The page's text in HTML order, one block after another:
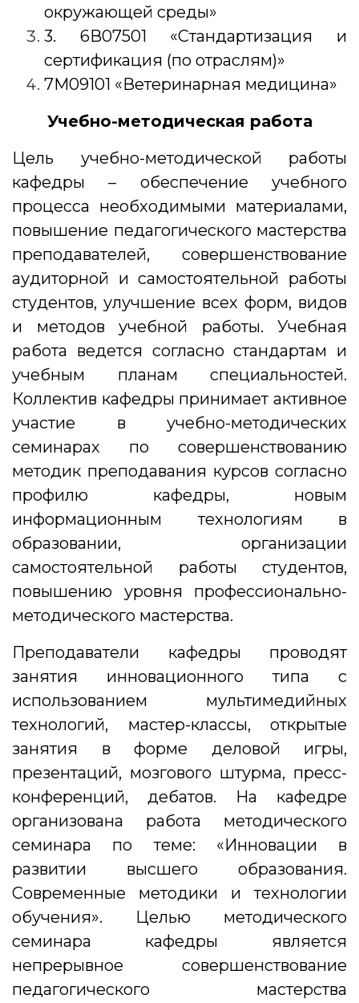
окружающей среды»
3. 6В07501 «Стандартизация и
сертификация (по отраслям)»
7М09101 «Ветеринарная медицина»
Учебно-методическая работа
Цель учебно-методической работы
кафедры – обеспечение учебного
процесса необходимыми материалами,
повышение педагогического мастерства
преподавателей, совершенствование
аудиторной и самостоятельной работы
студентов, улучшение всех форм, видов
и методов учебной работы. Учебная
работа ведется согласно стандартам и
учебным планам специальностей.
Коллектив кафедры принимает активное
участие в учебно-методических
семинарах по совершенствованию
методик преподавания курсов согласно
профилю кафедры, новым
информационным технологиям в
образовании, организации
самостоятельной работы студентов,
повышению уровня профессионально-
методического мастерства.
Преподаватели кафедры проводят
занятия инновационного типа с
использованием мультимедийных
технологий, мастер-классы, открытые
занятия в форме деловой игры,
презентаций, мозгового штурма, пресс-
конференций, дебатов. На кафедре
организована работа методического
семинара по теме: «Инновации в
развитии высшего образования.
Современные методики и технологии
обучения». Целью методического
семинара кафедры является
непрерывное совершенствование
педагогического мастерства